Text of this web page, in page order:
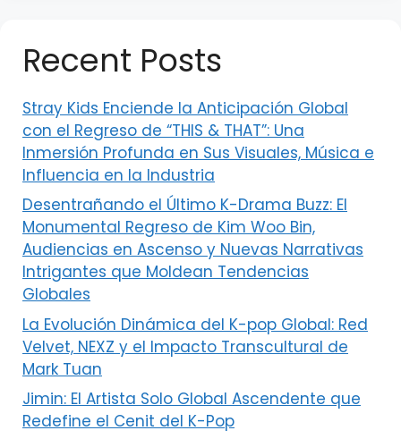
Recent Posts
Stray Kids Enciende la Anticipación Global
con el Regreso de “THIS & THAT”: Una
Inmersión Profunda en Sus Visuales, Música e
Influencia en la Industria
Desentrañando el Último K-Drama Buzz: El
Monumental Regreso de Kim Woo Bin,
Audiencias en Ascenso y Nuevas Narrativas
Intrigantes que Moldean Tendencias
Globales
La Evolución Dinámica del K-pop Global: Red
Velvet, NEXZ y el Impacto Transcultural de
Mark Tuan
Jimin: El Artista Solo Global Ascendente que
Redefine el Cenit del K-Pop